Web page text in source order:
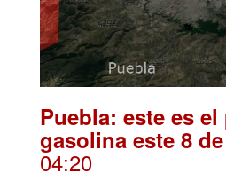
Puebla: este es
gasolina este 8
04:20